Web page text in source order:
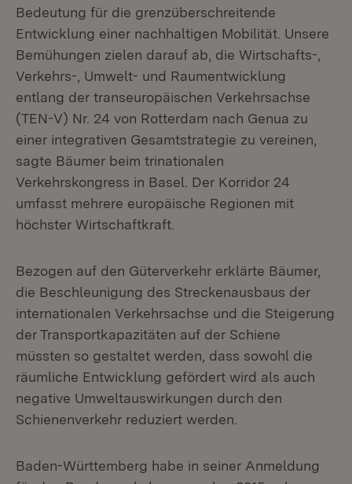
Bedeutung für die grenzüberschreitende
Entwicklung einer nachhaltigen Mobilität. Unsere
Bemühungen zielen darauf ab, die Wirtschafts-,
Verkehrs-, Umwelt- und Raumentwicklung
entlang der transeuropäischen Verkehrsachse
(TEN-V) Nr. 24 von Rotterdam nach Genua zu
einer integrativen Gesamtstrategie zu vereinen,
sagte Bäumer beim trinationalen
Verkehrskongress in Basel. Der Korridor 24
umfasst mehrere europäische Regionen mit
höchster Wirtschaftkraft.
Bezogen auf den Güterverkehr erklärte Bäumer,
die Beschleunigung des Streckenausbaus der
internationalen Verkehrsachse und die Steigerung
der Transportkapazitäten auf der Schiene
müssten so gestaltet werden, dass sowohl die
räumliche Entwicklung gefördert wird als auch
negative Umweltauswirkungen durch den
Schienenverkehr reduziert werden.
Baden-Württemberg habe in seiner Anmeldung